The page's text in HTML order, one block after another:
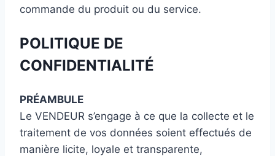
commande du produit ou du service.
POLITIQUE DE
CONFIDENTIALITÉ
PRÉAMBULE
Le VENDEUR s’engage à ce que la collecte et le
traitement de vos données soient effectués de
manière licite, loyale et transparente,